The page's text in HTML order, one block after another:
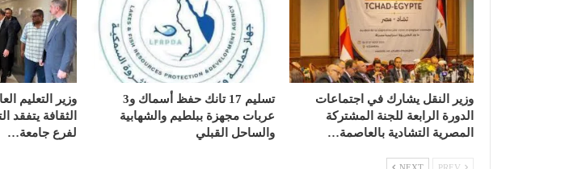
وزير النقل يشارك في اجتماعات
الدورة الرابعة للجنة المشتركة
المصرية التشادية بالعاصمة…
تسليم 17 تانك حفظ أسماك و3
عربات مجهزة ببلطيم والشهابية
والساحل القبلي
وزير التعليم
الثقافة يتفقد
لفرع جامعة…
NEXT